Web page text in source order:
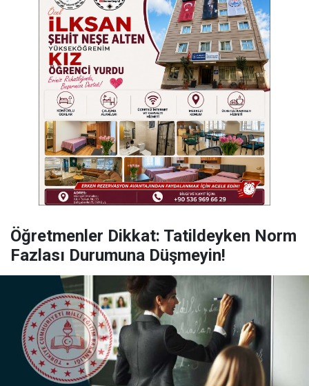
Öğretmenler Dikkat: Tatildeyken Norm
Fazlası Durumuna Düşmeyin!